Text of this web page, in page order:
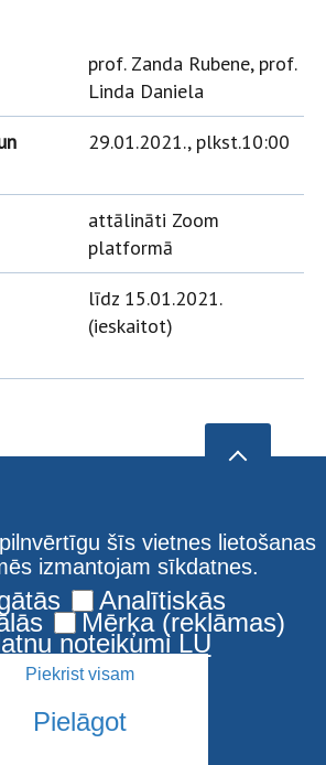
prof. Zanda Rubene, prof.
Linda Daniela
29.01.2021., plkst.10:00
attālināti Zoom
platformā
līdz 15.01.2021.
(ieskaitot)
šīs vietnes lietošanas
izmantojam sīkdatnes.
Analītiskās
Mērķa (reklāmas)
noteikumi LU
Piekrist visam
Pielāgot